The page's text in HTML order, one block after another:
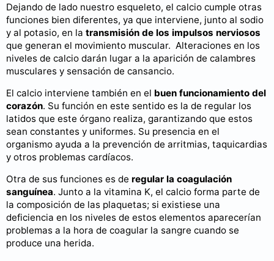
Dejando de lado nuestro esqueleto, el calcio cumple otras
funciones bien diferentes, ya que interviene, junto al sodio
y al potasio, en la transmisión de los impulsos nerviosos
que generan el movimiento muscular. Alteraciones en los
niveles de calcio darán lugar a la aparición de calambres
musculares y sensación de cansancio.
El calcio interviene también en el buen funcionamiento del
corazón. Su función en este sentido es la de regular los
latidos que este órgano realiza, garantizando que estos
sean constantes y uniformes. Su presencia en el
organismo ayuda a la prevención de arritmias, taquicardias
y otros problemas cardíacos.
Otra de sus funciones es de regular la coagulación
sanguínea. Junto a la vitamina K, el calcio forma parte de
la composición de las plaquetas; si existiese una
deficiencia en los niveles de estos elementos aparecerían
problemas a la hora de coagular la sangre cuando se
produce una herida.